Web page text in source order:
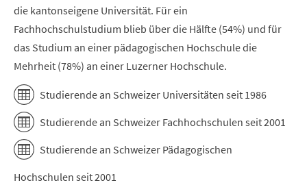
die kantonseigene Universität. Für ein
Fachhochschulstudium blieb über die Hälfte (54%) und für
das Studium an einer pädagogischen Hochschule die
Mehrheit (78%) an einer Luzerner Hochschule.
Studierende an Schweizer Universitäten seit 1986
Studierende an Schweizer Fachhochschulen seit 2001
Studierende an Schweizer Pädagogischen
Hochschulen seit 2001